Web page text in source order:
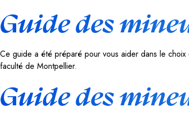
Guide des
Ce guide a été préparé pour vous aider dans le choix
faculté de Montpellier.
Guide des